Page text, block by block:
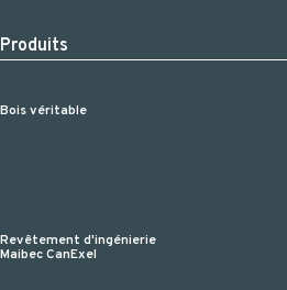
Produits
Bois véritable
Revêtement d'ingénierie
Maibec CanExel